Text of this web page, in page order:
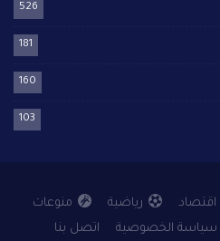
526
181
160
103
اقتصاد رياضية
منوعات
سياسة الخصوصية اتصل بنا